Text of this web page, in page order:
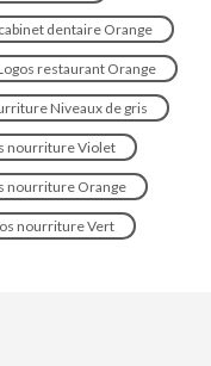
dentaire Orange
restaurant Orange
Niveaux de gris
nourriture Violet
nourriture Orange
nourriture Vert